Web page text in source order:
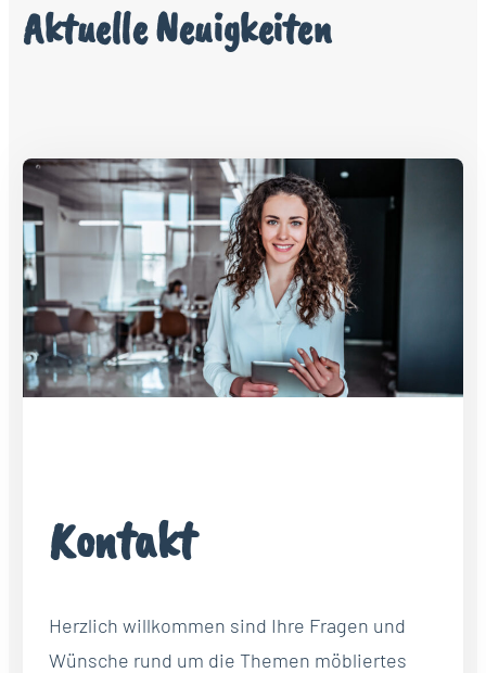
Aktuelle Neuigkeiten
Kontakt
Herzlich willkommen sind Ihre Fragen und
Wünsche rund um die Themen möbliertes